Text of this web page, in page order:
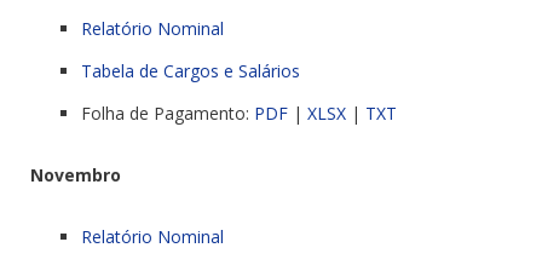
Relatório Nominal
Tabela de Cargos e Salários
Folha de Pagamento: PDF | XLSX | TXT
Novembro
Relatório Nominal